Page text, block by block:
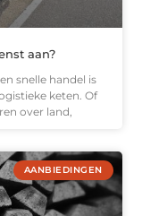
aan?
snelle handel is
keten. Of
over land,
AANBIEDINGEN